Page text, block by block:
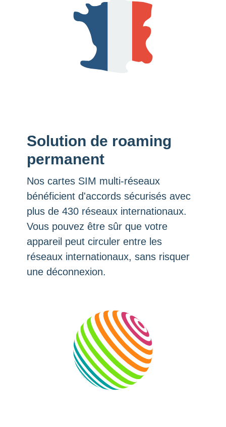
Solution de roaming
permanent
Nos cartes SIM multi-réseaux
bénéficient d'accords sécurisés avec
plus de 430 réseaux internationaux.
Vous pouvez être sûr que votre
appareil peut circuler entre les
réseaux internationaux, sans risquer
une déconnexion.